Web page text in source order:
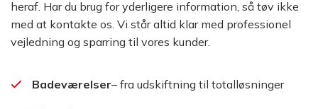
heraf. Har du brug for yderligere information, så tøv ikke
med at kontakte os. Vi står altid klar med professionel
vejledning og sparring til vores kunder.
Badeværelser– fra udskiftning til totalløsninger